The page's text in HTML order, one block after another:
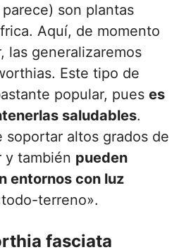
son plantas
Aquí, de momento
las generalizaremos
Este tipo de
popular, pues es
saludables.
soportar altos grados de
y también pueden
entornos con luz
terreno».
fasciata